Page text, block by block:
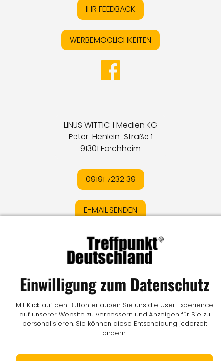
IHR FEEDBACK
WERBEMÖGLICHKEITEN
LINUS WITTICH Medien KG
Peter-Henlein-Straße 1
91301 Forchheim
09191 7232 39
E-MAIL SENDEN
DatenschutzIOnline-Streitschlichtung
MediadatenIKontaktIVertrag widerrufen
© LW Medien GmbH
Einwilligung zum Datenschutz
Mit Klick auf den Button erlauben Sie uns die User Experience
auf unserer Website zu verbessern und Anzeigen für Sie zu
personalisieren. Sie können diese Entscheidung jederzeit
ändern.